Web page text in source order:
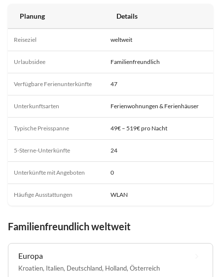
Planung Details
Reiseziel weltweit
Urlaubsidee Familienfreundlich
Verfügbare Ferienunterkünfte 47
Unterkunftsarten Ferienwohnungen & Ferienhäuser
Typische Preisspanne 49€ – 519€ pro Nacht
5-Sterne-Unterkünfte 24
Unterkünfte mit Angeboten 0
Häufige Ausstattungen WLAN
Familienfreundlich weltweit
Europa
Kroatien, Italien, Deutschland, Holland, Österreich